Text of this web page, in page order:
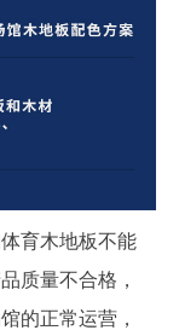
育木地板不能
质量不合格，
的正常运营，